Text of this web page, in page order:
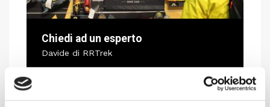
Chiedi ad un esperto
Davide di RRTrek